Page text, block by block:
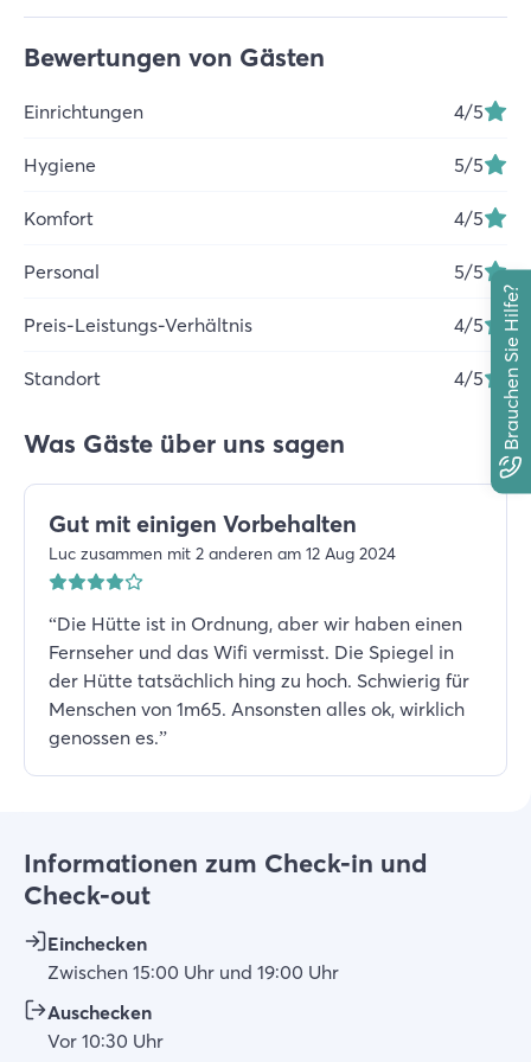
Brauchen Sie Hilfe?
Bewertungen von Gästen
Einrichtungen 4/5
Hygiene 5/5
Komfort 4/5
Personal 5/5
Preis-Leistungs-Verhältnis 4/5
Standort 4/5
Was Gäste über uns sagen
Gut mit einigen Vorbehalten
Luc zusammen mit 2 anderen am 12 Aug 2024
“Die Hütte ist in Ordnung, aber wir haben einen
Fernseher und das Wifi vermisst. Die Spiegel in
der Hütte tatsächlich hing zu hoch. Schwierig für
Menschen von 1m65. Ansonsten alles ok, wirklich
genossen es.”
Informationen zum Check-in und
Check-out
Einchecken
Zwischen 15:00 Uhr und 19:00 Uhr
Auschecken
Vor 10:30 Uhr